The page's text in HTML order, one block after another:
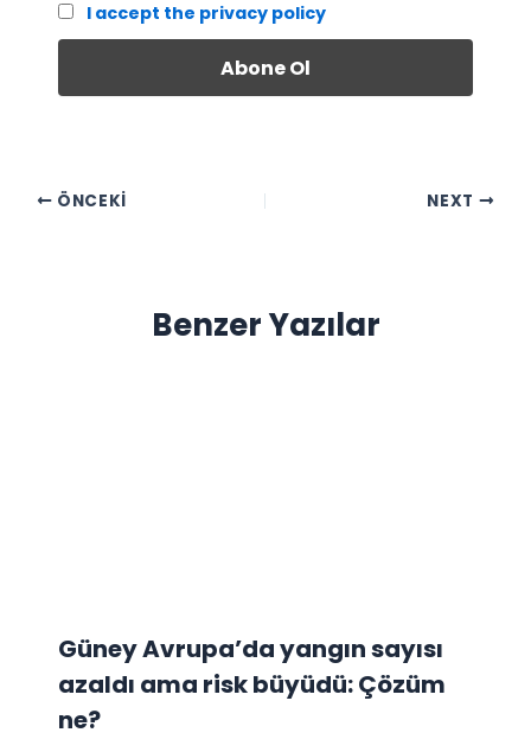
I accept the privacy policy
ÖNCEKI NEXT
Benzer Yazılar
Güney Avrupa’da yangın sayısı
azaldı ama risk büyüdü: Çözüm
ne?